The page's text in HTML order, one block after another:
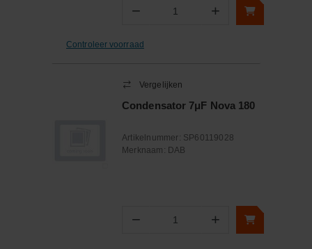
− Aantal +
Controleer voorraad
Vergelijken
Condensator 7μF Nova 180
Artikelnummer: SP60119028
Merknaam: DAB
− Aantal +